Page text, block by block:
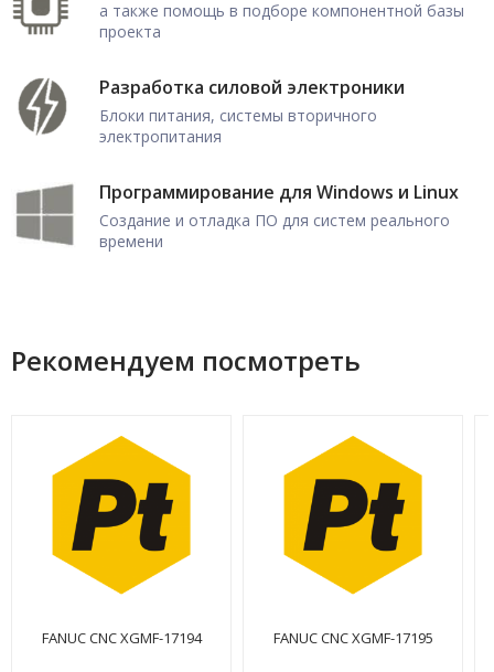
а также помощь в подборе компонентной базы
проекта
Разработка силовой электроники
Блоки питания, системы вторичного
электропитания
Программирование для Windows и Linux
Создание и отладка ПО для систем реального
времени
Рекомендуем посмотреть
FANUC CNC XGMF-17194 FANUC CNC XGMF-17195